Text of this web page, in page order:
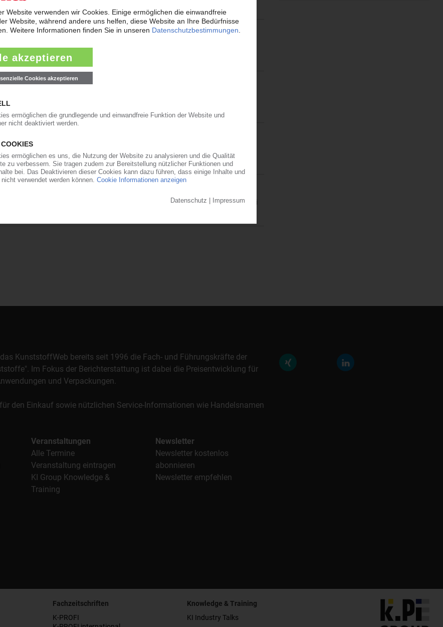
zum vorläufigen...
hat das Amtsgericht Darmstadt am 1. August 2026 das Insolvenzverfahren
Kanzlei Hezel Hancke Partner...
Regensburg am 27. Juli 2026 das Insolvenzverfahren eröffnet. Die
KPR hatte Mitte Mai die...
in Eigenverwaltung beantragt. Zum vorläufigen Sachwalter bestellte das
Bayer von der Kanzlei Abel...29.07.2026
Das zuständige Amtsgericht Saarbrücken bestellte daraufhin am 30. Juni
Moenig zum...
KunststoffWeb bereits seit 1996 die Fach- und Führungskräfte der
Im Fokus der Berichterstattung ist dabei die Preisentwicklung für
und Verpackungen.
den Einkauf sowie nützlichen Service-Informationen wie Handelsnamen
Veranstaltungen
Alle Termine
Veranstaltung eintragen
KI Group Knowledge &
Training
Newsletter
Newsletter kostenlos
abonnieren
Newsletter empfehlen
Fachzeitschriften
K-PROFI
Knowledge & Training
KI Industry Talks